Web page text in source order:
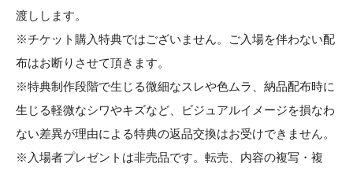
渡しします。
※チケット購入特典ではございません。ご入場を伴わない配
布はお断りさせて頂きます。
※特典制作段階で生じる微細なスレや色ムラ、納品配布時に
生じる軽微なシワやキズなど、ビジュアルイメージを損なわ
ない差異が理由による特典の返品交換はお受けできません。
※入場者プレゼントは非売品です。転売、内容の複写・複